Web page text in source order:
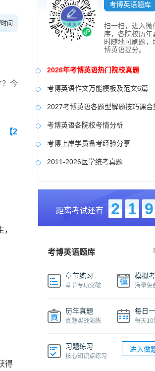
间
？今
【2
得
考博英语题库
扫一扫，进入微
序，各院校历年
时随地可刷题，
博英语提分。
2026年考博英语热门院校真题
考博英语作文万能模板及范文6篇
2027考博英语各题型解题技巧课合
考博英语各院校考情分析
考博上岸学员备考经验分享
2011-2026医学统考真题
中国社会科学院大学真题合集
国防科技大学历年真题
中央美术学院历年真题
距离考试还有 2 1 9
考博英语题库
章节练习
章节专项突破
模拟
海量免
历年真题
真题实战演练
每日
每天10
习题练习
核心知识点练习
进入做